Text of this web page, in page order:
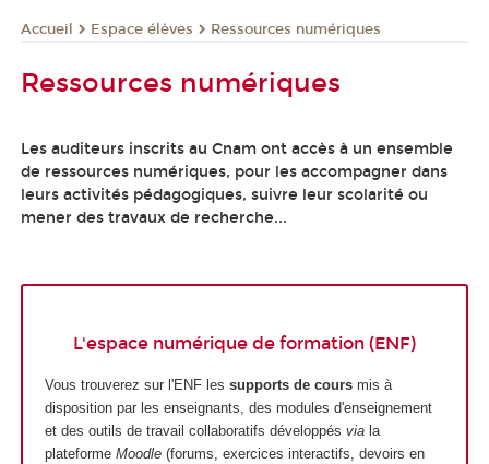
Accueil Espace élèves Ressources numériques
Ressources numériques
Les auditeurs inscrits au Cnam ont accès à un ensemble
de ressources numériques, pour les accompagner dans
leurs activités pédagogiques, suivre leur scolarité ou
mener des travaux de recherche...
L'espace numérique de formation (ENF)
Vous trouverez sur l'ENF les supports de coursmis à
disposition par les enseignants, des modules d'enseignement
et des outils de travail collaboratifs développés via la
plateforme Moodle (forums, exercices interactifs, devoirs en